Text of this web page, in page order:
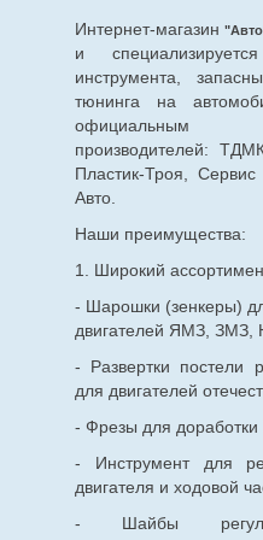
Интернет-магазин
и
инструмента,
тюнинга на
официальным
производителей:
Пластик-Троя,
Авто.
Наши преимущества:
1. Широкий
- Шарошки (зенкеры)
двигателей ЯМЗ,
- Развертки постели
для двигателей
- Фрезы для
- Инструмент для
двигателя и ходовой
- Шайбы